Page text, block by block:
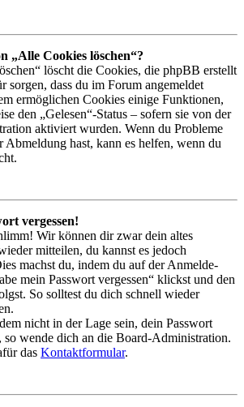
„Alle Cookies löschen“?
löscht die Cookies, die phpBB erstellt
sorgen, dass du im Forum angemeldet
ermöglichen Cookies einige Funktionen,
den „Gelesen“-Status – sofern sie von der
aktiviert wurden. Wenn du Probleme
Abmeldung hast, kann es helfen, wenn du
vergessen!
Wir können dir zwar dein altes
mitteilen, du kannst es jedoch
machst du, indem du auf der Anmelde-
mein Passwort vergessen“ klickst und den
So solltest du dich schnell wieder
nicht in der Lage sein, dein Passwort
so wende dich an die Board-Administration.
das Kontaktformular.